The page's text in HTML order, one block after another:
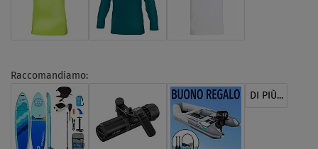
Raccomandiamo:
DI PIÙ...